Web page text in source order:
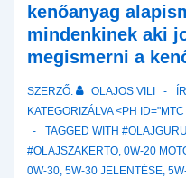
és
Ellenőrzőlista
kenőanyag
mindenkinek aki
megismerni a
SZERZŐ: OLAJOS VILI
KATEGORIZÁLVA <PH
TAGGED WITH #OLAJGURU
#OLAJSZAKERTO, 0W-20
0W-30, 5W-30 JELENTÉSE,